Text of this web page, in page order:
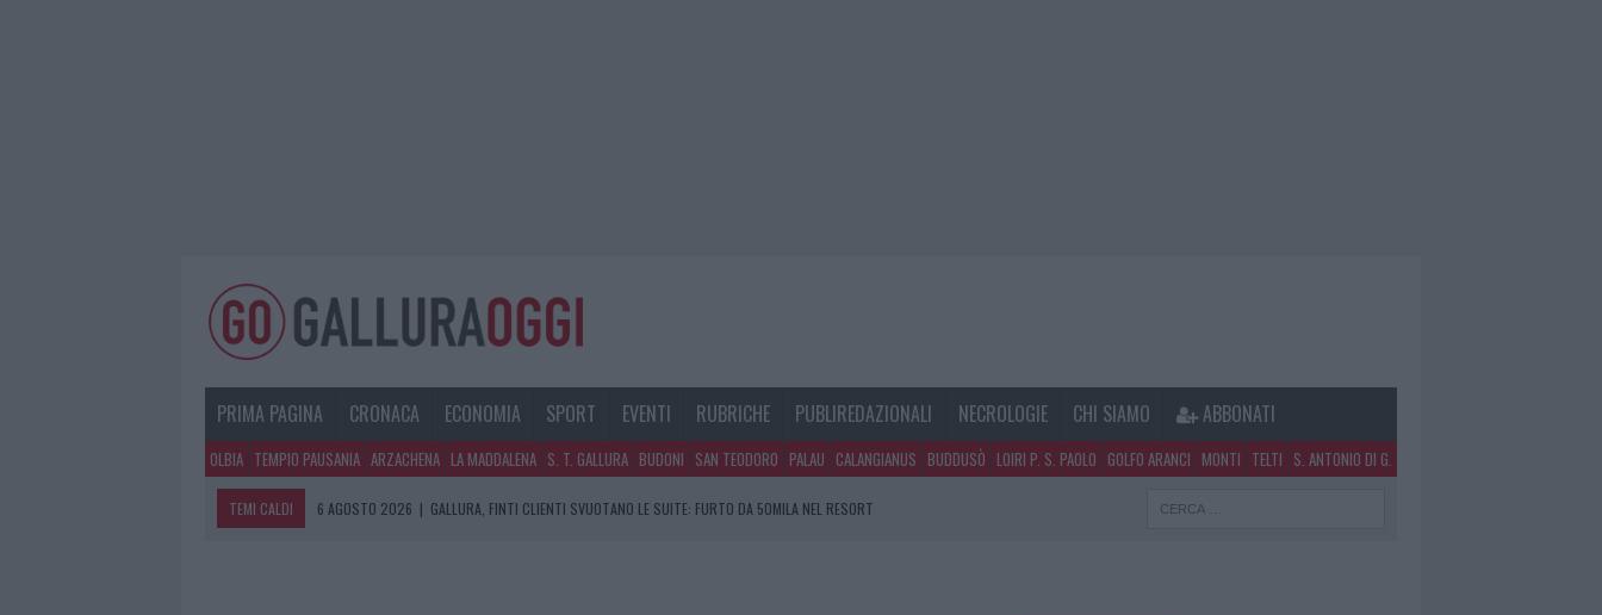
PRIMA PAGINA CRONACA ECONOMIA SPORT EVENTI RUBRICHE PUBLIREDAZIONALI NECROLOGIE CHI SIAMO ABBONATI
OLBIA TEMPIO PAUSANIA ARZACHENA LA MADDALENA S. T. GALLURA BUDONI SAN TEODORO PALAU CALANGIANUS BUDDUSÒ LOIRI P. S. PAOLO GOLFO ARANCI MONTI TELTI S. ANTONIO DI G.
TEMI CALDI 6 AGOSTO 2026 | GALLURA, FINTI CLIENTI SVUOTANO LE SUITE: FURTO DA 50MILA NEL RESORT